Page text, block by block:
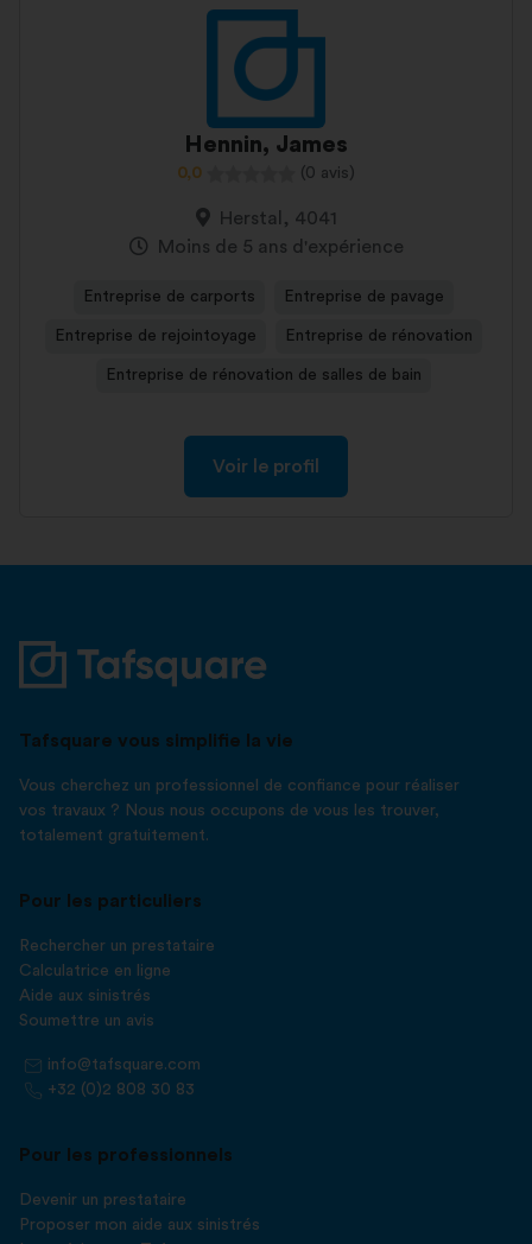
Hennin, James
0,0 (0 avis)
Herstal, 4041
Moins de 5 ans d'expérience
Entreprise de carports Entreprise de pavage
Entreprise de rejointoyage Entreprise de rénovation
Entreprise de rénovation de salles de bain
Voir le profil
Tafsquare vous simplifie la vie
Vous cherchez un professionnel de confiance pour réaliser
vos travaux ? Nous nous occupons de vous les trouver,
totalement gratuitement.
Pour les particuliers
Rechercher un prestataire
Calculatrice en ligne
Aide aux sinistrés
Soumettre un avis
info@tafsquare.com
+32 (0)2 808 30 83
Pour les professionnels
Devenir un prestataire
Proposer mon aide aux sinistrés